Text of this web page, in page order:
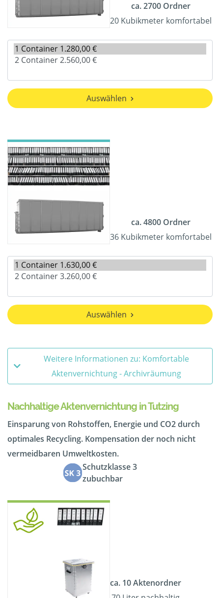
ca. 2700 Ordner
20 Kubikmeter komfortabel
Auswählen
ca. 4800 Ordner
36 Kubikmeter komfortabel
Auswählen
Weitere Informationen zu: Komfortable
Aktenvernichtung - Archivräumung
Nachhaltige Aktenvernichtung in Tutzing
Einsparung von Rohstoffen, Energie und CO2 durch
optimales Recycling. Kompensation der noch nicht
vermeidbaren Umweltkosten.
Schutzklasse 3
zubuchbar
ca. 10 Aktenordner